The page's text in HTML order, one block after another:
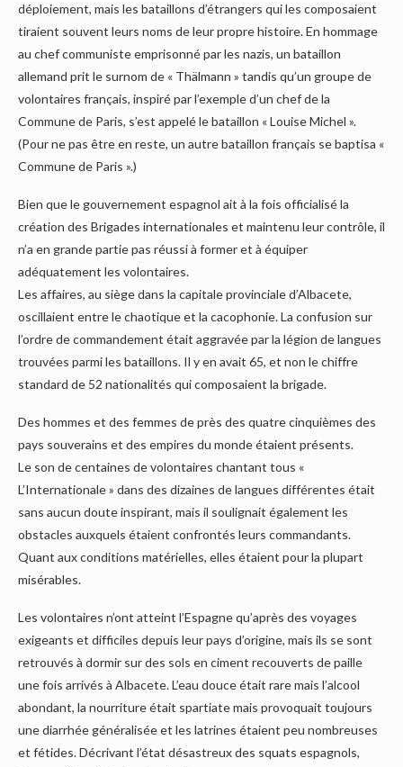
déploiement, mais les bataillons d’étrangers qui les composaient
tiraient souvent leurs noms de leur propre histoire. En hommage
au chef communiste emprisonné par les nazis, un bataillon
allemand prit le surnom de « Thälmann » tandis qu’un groupe de
volontaires français, inspiré par l’exemple d’un chef de la
Commune de Paris, s’est appelé le bataillon « Louise Michel ».
(Pour ne pas être en reste, un autre bataillon français se baptisa «
Commune de Paris ».)
Bien que le gouvernement espagnol ait à la fois officialisé la
création des Brigades internationales et maintenu leur contrôle, il
n’a en grande partie pas réussi à former et à équiper
adéquatement les volontaires.
Les affaires, au siège dans la capitale provinciale d’Albacete,
oscillaient entre le chaotique et la cacophonie. La confusion sur
l’ordre de commandement était aggravée par la légion de langues
trouvées parmi les bataillons. Il y en avait 65, et non le chiffre
standard de 52 nationalités qui composaient la brigade.
Des hommes et des femmes de près des quatre cinquièmes des
pays souverains et des empires du monde étaient présents.
Le son de centaines de volontaires chantant tous «
L’Internationale » dans des dizaines de langues différentes était
sans aucun doute inspirant, mais il soulignait également les
obstacles auxquels étaient confrontés leurs commandants.
Quant aux conditions matérielles, elles étaient pour la plupart
misérables.
Les volontaires n’ont atteint l’Espagne qu’après des voyages
exigeants et difficiles depuis leur pays d’origine, mais ils se sont
retrouvés à dormir sur des sols en ciment recouverts de paille
une fois arrivés à Albacete. L’eau douce était rare mais l’alcool
abondant, la nourriture était spartiate mais provoquait toujours
une diarrhée généralisée et les latrines étaient peu nombreuses
et fétides. Décrivant l’état désastreux des squats espagnols,